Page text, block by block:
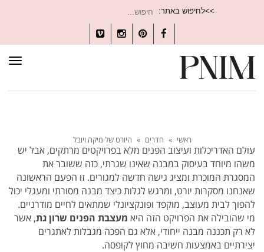
>>לחיפוש באתר:
עבור:
Facebook
Pinterest
Instagram
Vimeo
ראשי » חדרים » היורט של מיקה ויובל
עולם האדריכלות ועיצוב הפנים מלא בפרויקטים מרתקים, אבל יש
משהו מיוחד בעיסוק במבנה שאינו שגרתי, כזה ששובר את
המסגרת המוכרת ומציג גישה חדשה למגורים. זו הפעם הראשונה
שאנחנו מסקרות יורט, ומרגש לגלות כיצד מבנה מסורתי ומעגלי יכול
להפוך לבית מעוצב, מוקפד ופונקציונלי שמתאים לחיים מודרניים.
מי שהובילה את הפרויקט הזה היא מעצבת הפנים שרון גת, אשר
לא רק תכננה מבנה ייחודי, אלא גם הפכה מגבלות לאתגרים
יצירתיים באמצעות חשיבה מחוץ לקופסה.